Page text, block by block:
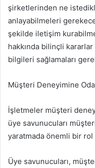
şirketlerinden ne
anlayabilmeleri
şekilde iletişim
hakkında bilinçli
bilgileri sağlamaları
Müşteri Deneyimine
İşletmeler müşteri
üye savunucuları
yaratmada önemli bir rol
Üye savunucuları,